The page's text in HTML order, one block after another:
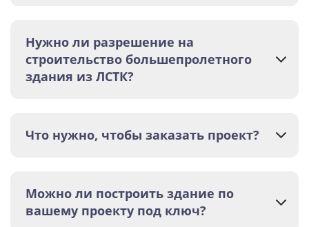
Нужно ли разрешение на
строительство большепролетного
здания из ЛСТК?
Что нужно, чтобы заказать проект?
Можно ли построить здание по
вашему проекту под ключ?